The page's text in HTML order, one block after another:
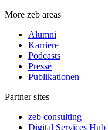
More zeb areas
Alumni
Karriere
Podcasts
Presse
Publikationen
Partner sites
zeb consulting
Digital Services Hub